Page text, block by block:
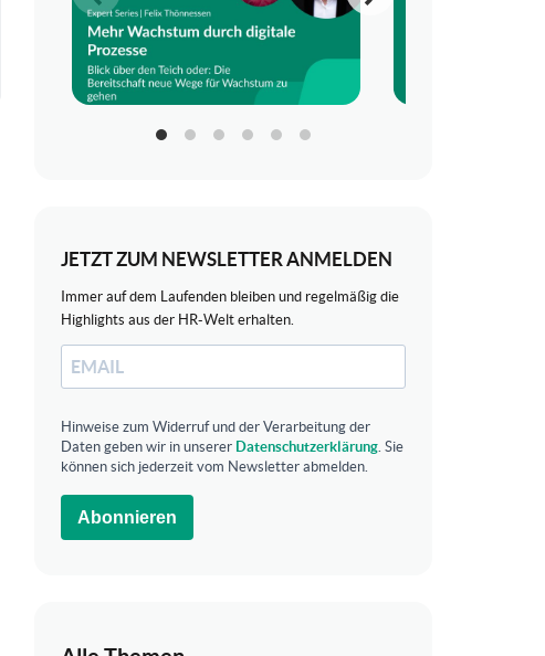
JETZT ZUM NEWSLETTER ANMELDEN
Immer auf dem Laufenden bleiben und regelmäßig die
Highlights aus der HR-Welt erhalten.
Hinweise zum Widerruf und der Verarbeitung der
Daten geben wir in unserer Datenschutzerklärung. Sie
können sich jederzeit vom Newsletter abmelden.
Abonnieren